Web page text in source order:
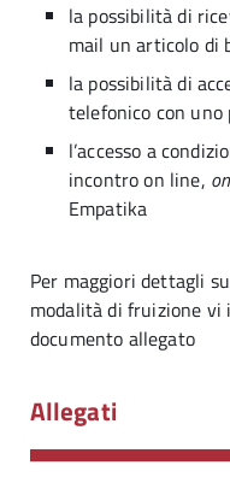
la possibilità di
mail un articolo di
la possibilità di
telefonico con
l’accesso a
incontro on line,
Empatika
Per maggiori dettagli
modalità di fruizione
documento allegato
Allegati